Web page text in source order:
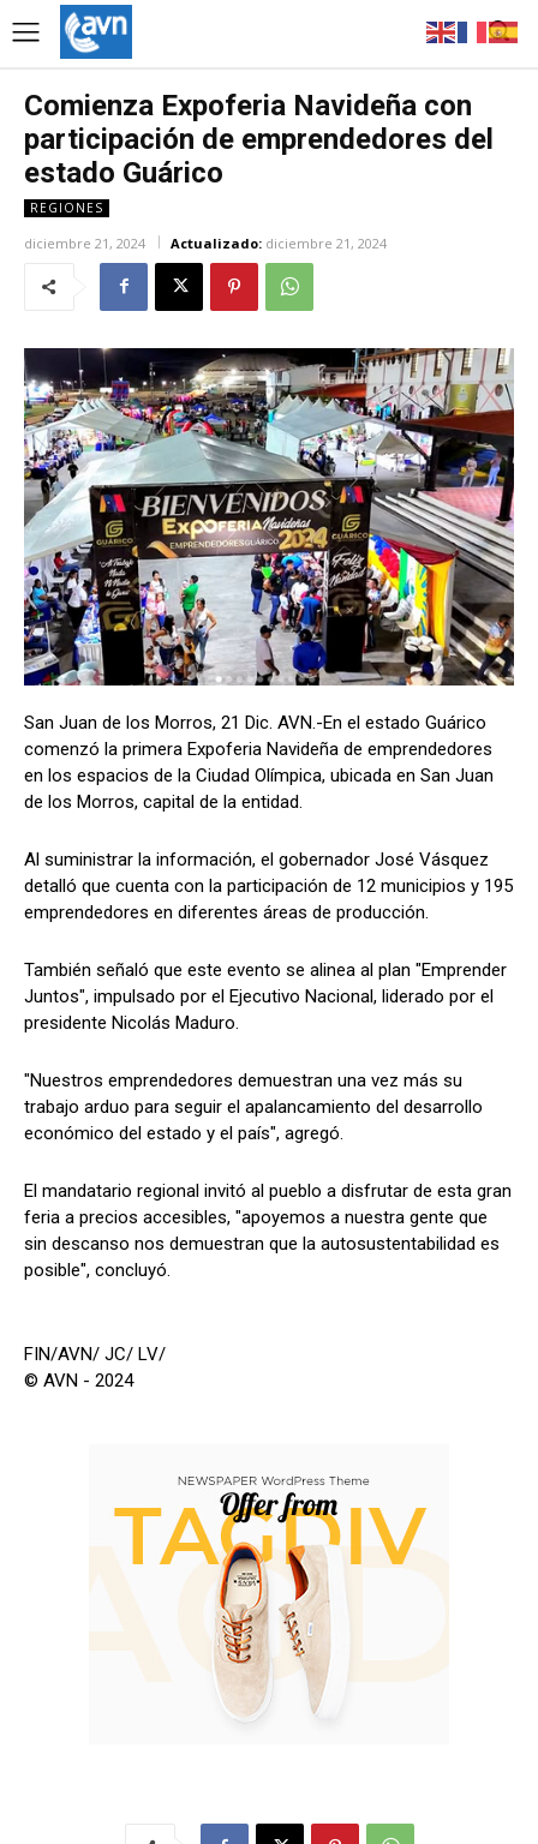
Comienza Expoferia Navideña con
participación de emprendedores del
estado Guárico
REGIONES
diciembre 21, 2024 Actualizado: diciembre 21, 2024
San Juan de los Morros, 21 Dic. AVN.-En el estado Guárico
comenzó la primera Expoferia Navideña de emprendedores
en los espacios de la Ciudad Olímpica, ubicada en San Juan
de los Morros, capital de la entidad.
Al suministrar la información, el gobernador José Vásquez
detalló que cuenta con la participación de 12 municipios y 195
emprendedores en diferentes áreas de producción.
También señaló que este evento se alinea al plan "Emprender
Juntos", impulsado por el Ejecutivo Nacional, liderado por el
presidente Nicolás Maduro.
"Nuestros emprendedores demuestran una vez más su
trabajo arduo para seguir el apalancamiento del desarrollo
económico del estado y el país", agregó.
El mandatario regional invitó al pueblo a disfrutar de esta gran
feria a precios accesibles, "apoyemos a nuestra gente que
sin descanso nos demuestran que la autosustentabilidad es
posible", concluyó.
FIN/AVN/ JC/ LV/
© AVN - 2024